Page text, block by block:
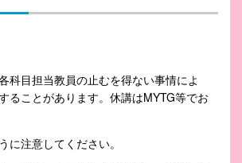
科目担当教員の止むを得ない事情によ
ることがあります。休講はMYTG等でお
に注意してください。